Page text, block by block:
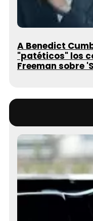
A Benedict
"patéticos" los
Freeman sobre